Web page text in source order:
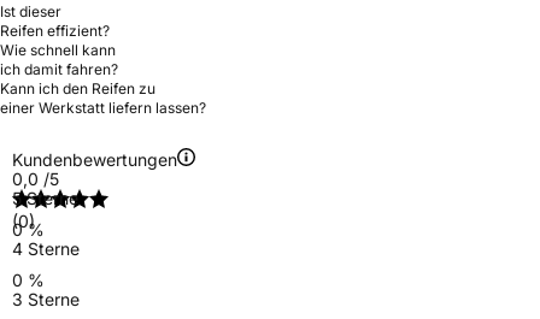
Ist dieser
Reifen effizient?
Wie schnell kann
ich damit fahren?
Kann ich den Reifen zu
einer Werkstatt liefern lassen?
Kundenbewertungen
0,0 /5
(0)
5 Sterne
0 %
4 Sterne
0 %
3 Sterne